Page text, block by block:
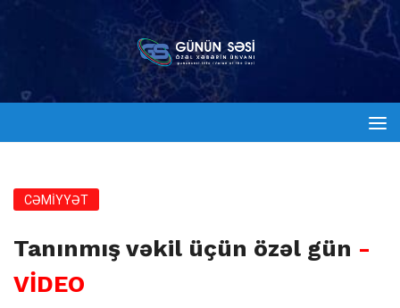
CƏMİYYƏT
Tanınmış vəkil üçün özəl gün -
VİDEO